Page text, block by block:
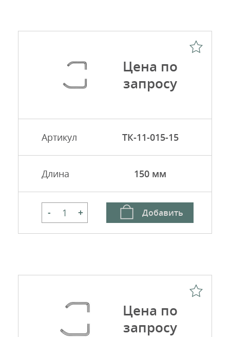
Цена по
запросу
Артикул ТК-11-015-15
Длина 150 мм
- + Добавить
Цена по
запросу